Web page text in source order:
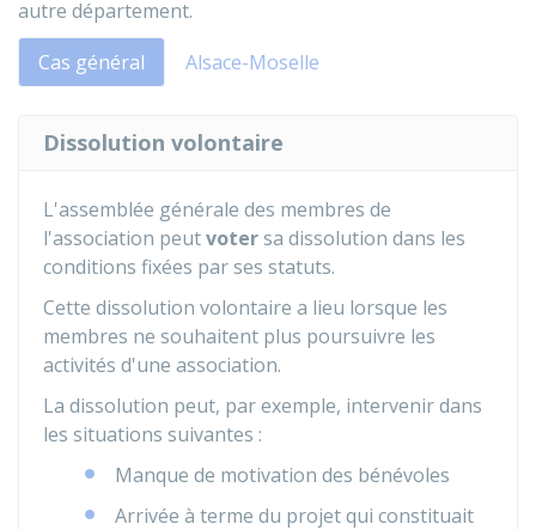
autre département.
Cas général
Alsace-Moselle
Dissolution volontaire
L'assemblée générale des membres de
l'association peutvotersa dissolution dans les
conditions fixées par ses statuts.
Cette dissolution volontaire a lieu lorsque les
membres ne souhaitent plus poursuivre les
activités d'une association.
La dissolution peut, par exemple, intervenir dans
les situations suivantes :
Manque de motivation des bénévoles
Arrivée à terme du projet qui constituait